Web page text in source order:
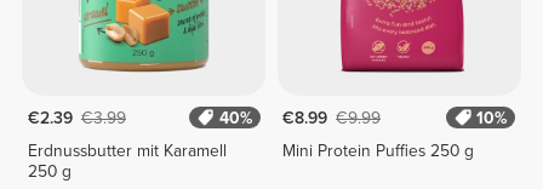
€2.39 €3.99
40%
Erdnussbutter mit Karamell
250 g
€8.99 €9.99
10%
Mini Protein Puffies 250 g